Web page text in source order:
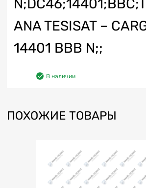
ANA TESISAT –
14401 BBB N;;
В наличии
ПОХОЖИЕ ТОВАРЫ